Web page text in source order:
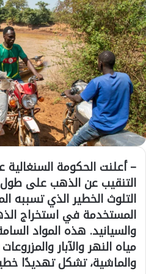
– أعلنت الحكومة
التنقيب عن الذهب على
التلوث الخطير الذي تسببه
المستخدمة في استخراج
والسيانيد. هذه المواد
مياه النهر والآبار
والماشية، تشكل تهديدًا